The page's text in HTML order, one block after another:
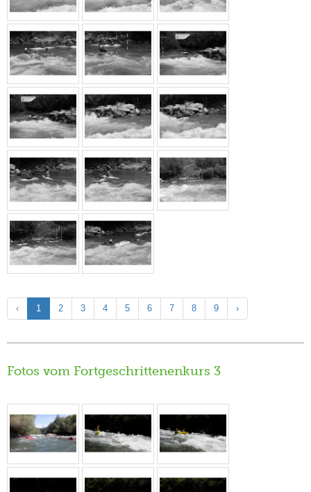
‹ 1 2 3 4 5 6 7 8 9 ›
Fotos vom Fortgeschrittenenkurs 3